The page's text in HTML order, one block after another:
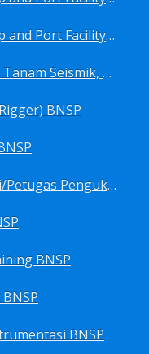
Sertifikasi International Ship and Port Facility Security Code/ISPS Code training for Security Area Manager BNSP
Sertifikasi Juru Bor Seismik, Tanam Seismik, Tembak Seismik BNSP
BNSP
Sertifikasi Juru Ukur Tangki/Petugas Pengukur Tangki Migas BNSP
BNSP
BNSP